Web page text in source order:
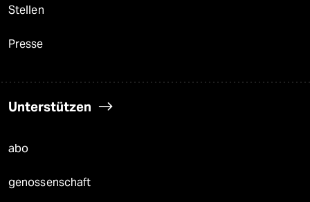
Stellen
Presse
Unterstützen
abo
genossenschaft